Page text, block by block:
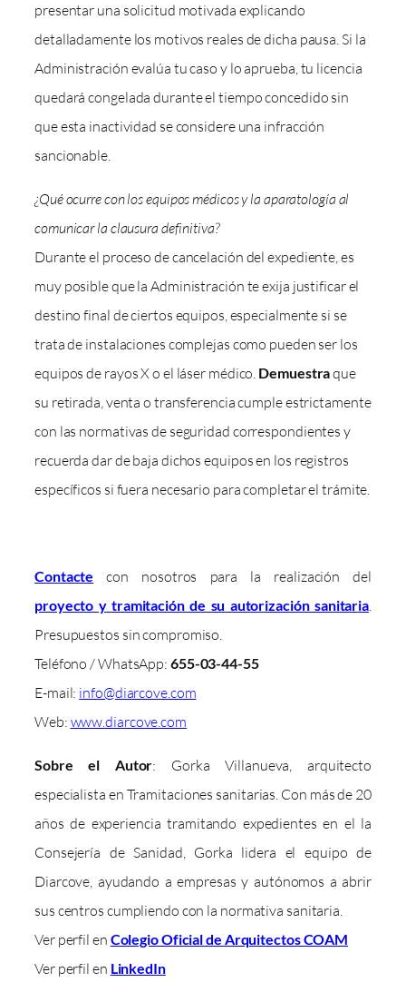
presentar una solicitud motivada explicando
detalladamente los motivos reales de dicha pausa. Si la
Administración evalúa tu caso y lo aprueba, tu licencia
quedará congelada durante el tiempo concedido sin
que esta inactividad se considere una infracción
sancionable.
¿Qué ocurre con los equipos médicos y la aparatología al
comunicar la clausura definitiva?
Durante el proceso de cancelación del expediente, es
muy posible que la Administración te exija justificar el
destino final de ciertos equipos, especialmente si se
trata de instalaciones complejas como pueden ser los
equipos de rayos X o el láser médico. Demuestraque
su retirada, venta o transferencia cumple estrictamente
con las normativas de seguridad correspondientes y
recuerda dar de baja dichos equipos en los registros
específicos si fuera necesario para completar el trámite.
Contacte con nosotros para la realización del
proyecto y tramitación de su autorización sanitaria.
Presupuestos sin compromiso.
Teléfono / WhatsApp: 655-03-44-55
E-mail: info@diarcove.com
Web: www.diarcove.com
Sobre el Autor: Gorka Villanueva, arquitecto
especialista en Tramitaciones sanitarias. Con más de 20
años de experiencia tramitando expedientes en el la
Consejería de Sanidad, Gorka lidera el equipo de
Diarcove, ayudando a empresas y autónomos a abrir
sus centros cumpliendo con la normativa sanitaria.
Ver perfil en Colegio Oficial de Arquitectos COAM
Ver perfil en LinkedIn